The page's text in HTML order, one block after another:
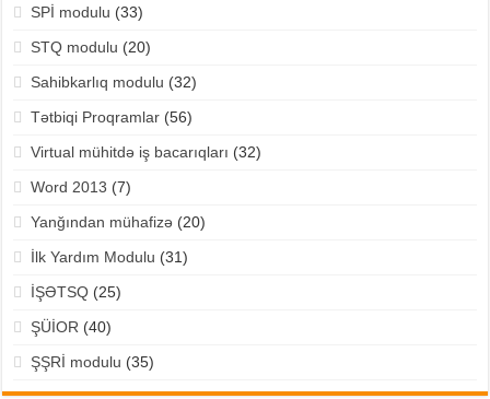
SPİ modulu (33)
STQ modulu (20)
Sahibkarlıq modulu (32)
Tətbiqi Proqramlar(56)
Virtual mühitdə iş bacarıqları (32)
Word 2013 (7)
Yanğından mühafizə(20)
İlk Yardım Modulu (31)
İŞƏTSQ(25)
ŞÜİOR (40)
ŞŞRİ modulu (35)